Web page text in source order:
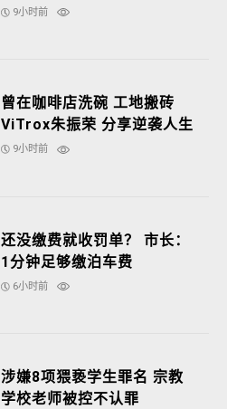
9小时前
曾在咖啡店洗碗 工地搬砖
ViTrox朱振荣 分享逆袭人生
9小时前
还没缴费就收罚单？ 市长：
1分钟足够缴泊车费
6小时前
涉嫌8项猥亵学生罪名 宗教
学校老师被控不认罪